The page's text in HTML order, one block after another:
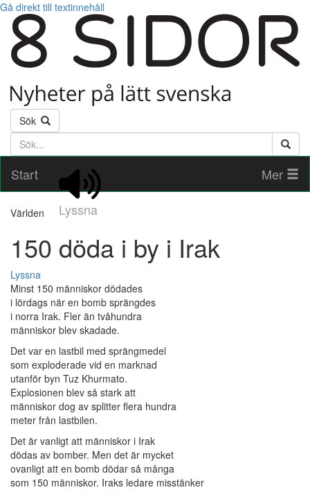
Gå direkt till textinnehåll
Sök
Söktext
Start
Lyssna
Mer
Världen
150 döda i by i Irak
Lyssna
Minst 150 människor dödades
i lördags när en bomb sprängdes
i norra Irak. Fler än tvåhundra
människor blev skadade.
Det var en lastbil med sprängmedel
som exploderade vid en marknad
utanför byn Tuz Khurmato.
Explosionen blev så stark att
människor dog av splitter flera hundra
meter från lastbilen.
Det är vanligt att människor i Irak
dödas av bomber. Men det är mycket
ovanligt att en bomb dödar så många
som 150 människor. Iraks ledare misstänker